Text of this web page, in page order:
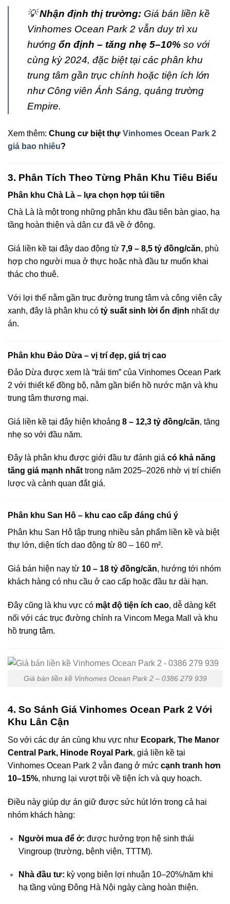
💡Nhận định thị trường: Giá bán liền kề
Vinhomes Ocean Park 2 vẫn duy trì xu
hướng ổn định – tăng nhẹ 5–10% so với
cùng kỳ 2024, đặc biệt tại các phân khu
trung tâm gần trục chính hoặc tiện ích lớn
như Công viên Ánh Sáng, quảng trường
Empire.
Xem thêm: Chung cư biệt thự Vinhomes Ocean Park 2
giá bao nhiêu?
3. Phân Tích Theo Từng Phân Khu Tiêu Biểu
Phân khu Chà Là – lựa chọn hợp túi tiền
Chà Là là một trong những phân khu đầu tiên bàn giao, hạ
tầng hoàn thiện và dân cư đã về ở đông.
Giá liền kề tại đây dao động từ 7,9 – 8,5 tỷ đồng/căn, phù
hợp cho người mua ở thực hoặc nhà đầu tư muốn khai
thác cho thuê.
Với lợi thế nằm gần trục đường trung tâm và công viên cây
xanh, đây là phân khu có tỷ suất sinh lời ổn định nhất dự
án.
Phân khu Đảo Dừa – vị trí đẹp, giá trị cao
Đảo Dừa được xem là “trái tim” của Vinhomes Ocean Park
2 với thiết kế đồng bộ, nằm gần biển hồ nước mặn và khu
trung tâm thương mại.
Giá liền kề tại đây hiện khoảng 8 – 12,3 tỷ đồng/căn, tăng
nhẹ so với đầu năm.
Đây là phân khu được giới đầu tư đánh giá có khả năng
tăng giá mạnh nhấttrong năm 2025–2026 nhờ vị trí chiến
lược và cảnh quan đắt giá.
Phân khu San Hô – khu cao cấp đáng chú ý
Phân khu San Hô tập trung nhiều sản phẩm liền kề và biệt
thự lớn, diện tích dao động từ 80 – 160 m².
Giá bán hiện nay từ 10 – 18 tỷ đồng/căn, hướng tới nhóm
khách hàng có nhu cầu ở cao cấp hoặc đầu tư dài hạn.
Đây cũng là khu vực có mật độ tiện ích cao, dễ dàng kết
nối với các trục đường chính ra Vincom Mega Mall và khu
hồ trung tâm.
Giá bán liền kề Vinhomes Ocean Park 2 – 0386 279 939
4. So Sánh Giá Vinhomes Ocean Park 2 Với
Khu Lân Cận
So với các dự án cùng khu vực như Ecopark, The Manor
Central Park, Hinode Royal Park, giá liền kề tại
Vinhomes Ocean Park 2 vẫn đang ở mức cạnh tranh hơn
10–15%, nhưng lại vượt trội về tiện ích và quy hoạch.
Điều này giúp dự án giữ được sức hút lớn trong cả hai
nhóm khách hàng:
Người mua để ở: được hưởng trọn hệ sinh thái
Vingroup (trường, bệnh viện, TTTM).
Nhà đầu tư: kỳ vọng biên lợi nhuận 10–20%/năm khi
hạ tầng vùng Đông Hà Nội ngày càng hoàn thiện.